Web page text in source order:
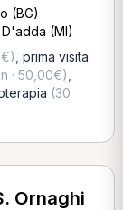
(BG)
(MI)
prima visita
· 50,00€)
(30
Ornaghi